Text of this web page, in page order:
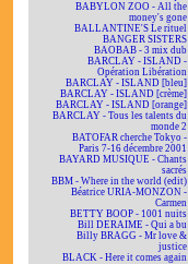
BABYLON ZOO - All the
money's gone
BALLANTINE'S Le rituel
BANGER SISTERS
BAOBAB - 3 mix dub
BARCLAY - ISLAND -
Opération Libération
BARCLAY - ISLAND [bleu]
BARCLAY - ISLAND [crème]
BARCLAY - ISLAND [orange]
BARCLAY - Tous les talents du
monde 2
BATOFAR cherche Tokyo -
Paris 7-16 décembre 2001
BAYARD MUSIQUE - Chants
sacrés
BBM - Where in the world (edit)
Béatrice URIA-MONZON -
Carmen
BETTY BOOP - 1001 nuits
Bill DERAIME - Qui a bu
Billy BRAGG - Mr love &
justice
BLACK - Here it comes again